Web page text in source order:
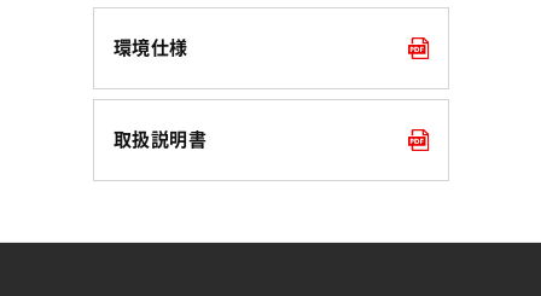
環境仕様
取扱説明書